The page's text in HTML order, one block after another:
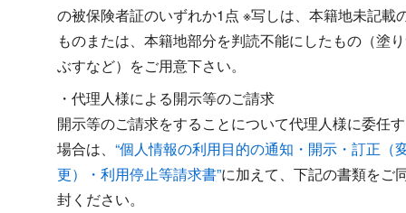
の被保険者証のいずれか1点 ※写しは、本籍地未記載
ものまたは、本籍地部分を判読不能にしたもの（塗
ぶすなど）をご用意下さい。
・代理人様による開示等のご請求
開示等のご請求をすることについて代理人様に委任
場合は、 “個人情報の利用目的の通知・開示・訂正（
更）・利用停止等請求書”に加えて、下記の書類をご
封ください。